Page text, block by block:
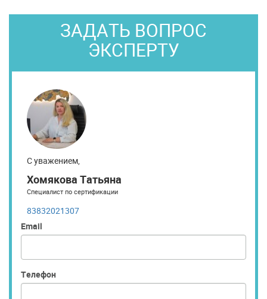
ЗАДАТЬ ВОПРОС
ЭКСПЕРТУ
С уважением,
Хомякова Татьяна
Специалист по сертификации
83832021307
Email
Телефон